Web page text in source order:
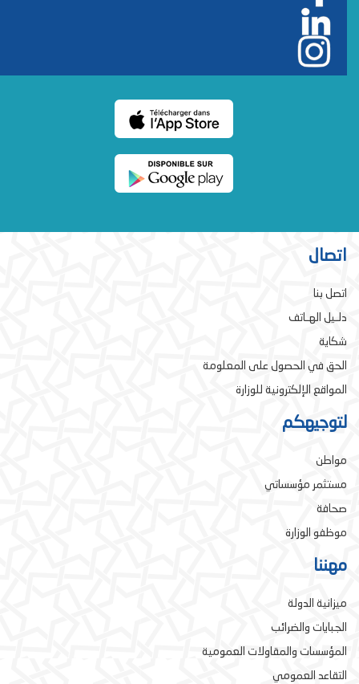
اتصال
اتصل بنا
دلـيل الهـاتف
شكاية
الحق في الحصول على المعلومة
المواقع الإلكترونية للوزارة
لتوجيهكم
مواطن
مستثمر مؤسساتي
صحافة
موظفو الوزارة
مهننا
ميزانية الدولة
الجبايات والضرائب
المؤسسات والمقاولات العمومية
التقاعد العمومي